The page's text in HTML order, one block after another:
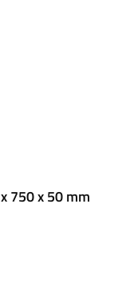
750 x 50 mm